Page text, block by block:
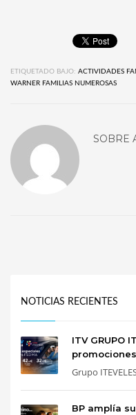
ETIQUETADO BAJO: ACTIVIDADES
WARNER FAMILIAS NUMEROSAS
SOBRE
NOTICIAS RECIENTES
ITV GRUPO
Grupo
BP amplía